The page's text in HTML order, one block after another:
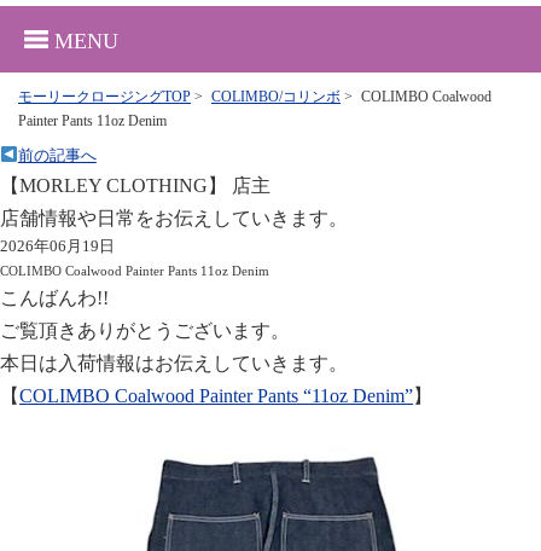
MENU
モーリークロージングTOP > COLIMBO/コリンボ > COLIMBO Coalwood
Painter Pants 11oz Denim
前の記事へ
【MORLEY CLOTHING】 店主
店舗情報や日常をお伝えしていきます。
2026年06月19日
COLIMBO Coalwood Painter Pants 11oz Denim
こんばんわ!!
ご覧頂きありがとうございます。
本日は入荷情報はお伝えしていきます。
【COLIMBO Coalwood Painter Pants “11oz Denim”】